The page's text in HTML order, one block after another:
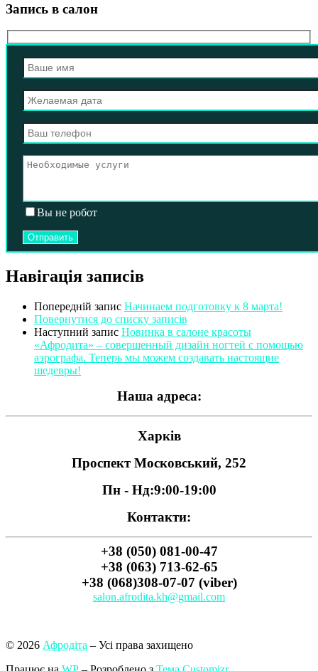
Запись в салон
Вы не робот
Навігація записів
Попередній запис Начинаем подготовку к 8 марта!
Повернутися до списку записів
Наступний запис Новинка в салоне красоты
«Афродита» – совершенный дизайн ногтей с помощью
аэрографа. Теперь мы можем создавать настоящие
шедевры!
Наша адреса:
Харків
Проспект Московський, 252
Пн - Нд:9:00-19:00
Контакти:
+38 (050) 081-00-47
+38 (063) 713-62-65
+38 (068)308-07-07 (viber)
salon.afrodita.kh@gmail.com
© 2026 Афродіта – Усі права захищено